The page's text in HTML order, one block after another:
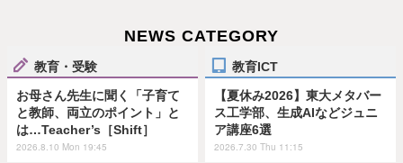
NEWS CATEGORY
教育・受験
お母さん先生に聞く「子育て
と教師、両立のポイント」と
は…Teacher’s［Shift］
2026.8.10 Mon 19:45
教育ICT
【夏休み2026】東大メタバー
ス工学部、生成AIなどジュニ
ア講座6選
2026.7.30 Thu 11:15